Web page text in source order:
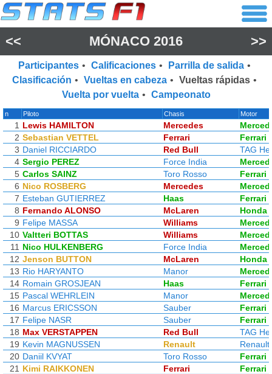
<< MÓNACO 2016 >>
Participantes • Calificaciones • Parrilla de salida •
Clasificación • Vueltas en cabeza • Vueltas rápidas •
Vuelta por vuelta • Campeonato
n Piloto Chasis Motor
1 Lewis HAMILTON Mercedes
2 Sebastian VETTEL Ferrari
Ferrari
3 Daniel RICCIARDO Red Bull
TAG
4 Sergio PEREZ Force India
5 Carlos SAINZ Toro Rosso
Ferrari
6 Nico ROSBERG Mercedes
7 Esteban GUTIERREZ Haas
Ferrari
8 Fernando ALONSO McLaren
Honda
9 Felipe MASSA Williams
10 Valtteri BOTTAS Williams
11 Nico HULKENBERG Force India
12 Jenson BUTTON McLaren
Honda
13 Rio HARYANTO Manor
14 Romain GROSJEAN Haas
Ferrari
15 Pascal WEHRLEIN Manor
16 Marcus ERICSSON Sauber
Ferrari
17 Felipe NASR Sauber
Ferrari
18 Max VERSTAPPEN Red Bull
TAG
19 Kevin MAGNUSSEN Renault
Renault
20 Daniil KVYAT Toro Rosso
Ferrari
21 Kimi RAIKKONEN Ferrari
Ferrari